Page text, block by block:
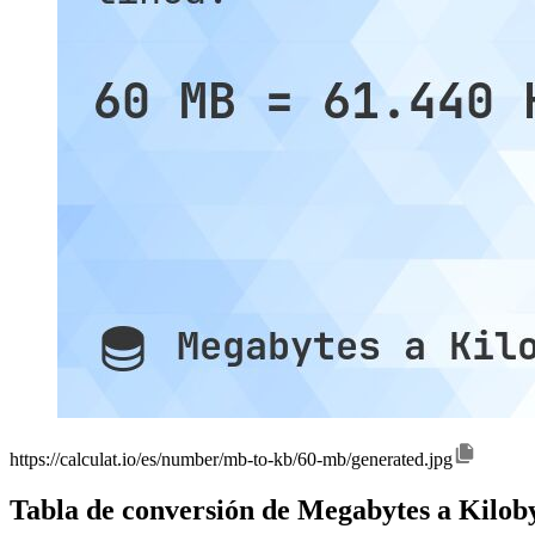
https://calculat.io/es/number/mb-to-kb/60-mb/generated.jpg
Tabla de conversión de Megabytes a